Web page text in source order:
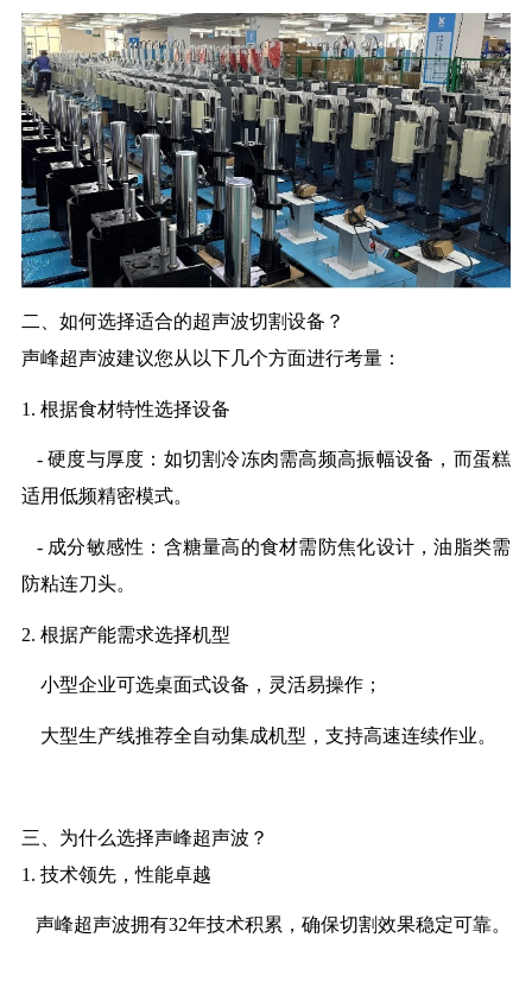
二、如何选择适合的超声波切割设备？
声峰超声波建议您从以下几个方面进行考量：
1. 根据食材特性选择设备
- 硬度与厚度：如切割冷冻肉需高频高振幅设备，而蛋糕
适用低频精密模式。
- 成分敏感性：含糖量高的食材需防焦化设计，油脂类需
防粘连刀头。
2. 根据产能需求选择机型
小型企业可选桌面式设备，灵活易操作；
大型生产线推荐全自动集成机型，支持高速连续作业。
三、为什么选择声峰超声波？
1. 技术领先，性能卓越
声峰超声波拥有32年技术积累，确保切割效果稳定可靠。